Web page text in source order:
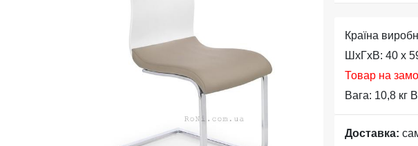
Країна
ШхГхВ: 40 x
Товар на
Вага: 10,8 кг
Доставка: